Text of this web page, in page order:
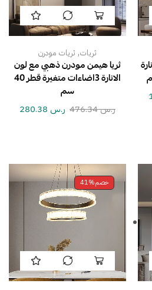
ثريات, ثريات مودرن
ثريا هيمن مودرن ذهبي مع لون
الانارة 3اضاءات متغيرة قطر 40
سم
ر.س476.34 ر.س
خصم41%